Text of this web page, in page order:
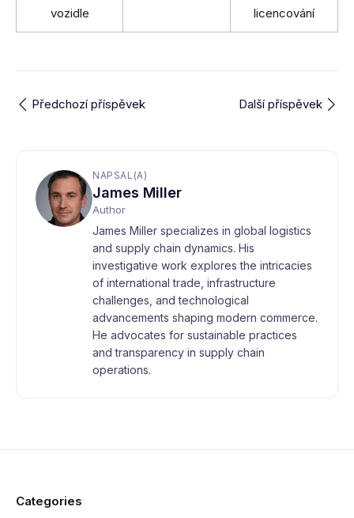
vozidle
licencování
Předchozí příspěvek Další příspěvek
NAPSAL(A)
James Miller
Author
James Miller specializes in global logistics
and supply chain dynamics. His
investigative work explores the intricacies
of international trade, infrastructure
challenges, and technological
advancements shaping modern commerce.
He advocates for sustainable practices
and transparency in supply chain
operations.
Categories